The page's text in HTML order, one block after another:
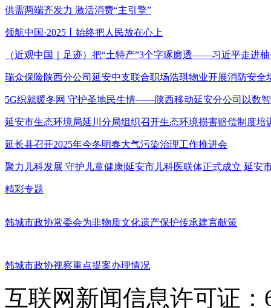
供需两端齐发力 激活消费“主引擎”
领航中国·2025丨始终把人民放在心上
（近观中国｜足迹）把“土特产”3个字琢磨透——习近平走进
瑞众保险陕西分公司延安中支联合职场浩琪物业开展消防安全
5G织就暖冬网 守护圣地民生情——陕西移动延安分公司以数
延安市生态环境局延川分局组织召开生态环境损害赔偿制度培
延长县召开2025年今冬明春大气污染治理工作推进会
聚力儿科发展 守护儿童健康|延安市儿科医联体正式成立 延安
精彩专题
韩城市政协常委会为非物质文化遗产保护传承建言献策
韩城市政协视察重点提案办理情况
互联网新闻信息许可证：